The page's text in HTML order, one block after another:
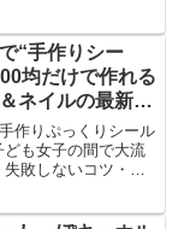
“手作りシー
均だけで作れる
ネイルの最新ト
【2025】
作りぷっくりシール
ども女子の間で大流
敗しないコツ・ア